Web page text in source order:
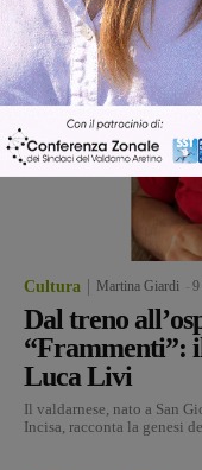
Cultura Martina Giardi 9
Dal treno
“Frammenti”:
Luca Livi
Il valdarnese, nato a San
Incisa, racconta la genesi